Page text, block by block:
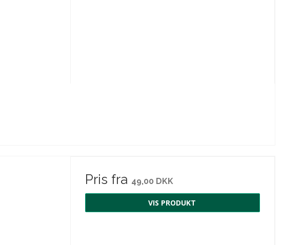
Pris fra 49,00 DKK
VIS PRODUKT